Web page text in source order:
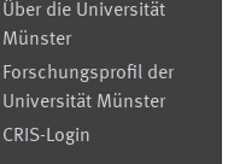
Über die Universität
Münster
Forschungsprofil der
Universität Münster
CRIS-Login